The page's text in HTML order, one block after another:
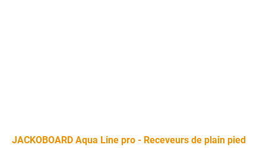
JACKOBOARD Aqua Line pro - Receveurs de plain pied